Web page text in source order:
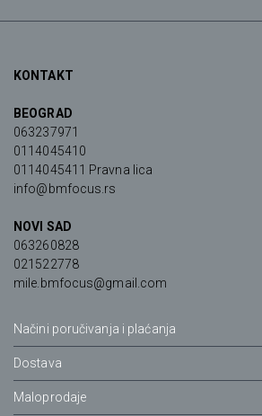
KONTAKT
BEOGRAD
063237971
0114045410
0114045411 Pravna lica
info@bmfocus.rs
NOVI SAD
063260828
021522778
mile.bmfocus@gmail.com
Načini poručivanja i plaćanja
Dostava
Maloprodaje